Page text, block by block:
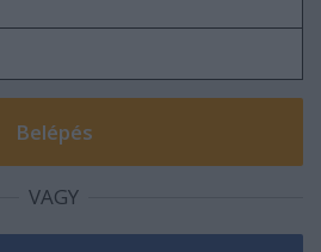
VAGY